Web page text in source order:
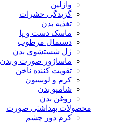
وازلین
گزیدگی حشرات
تغذیه بدن
ماسک دست و پا
دستمال مرطوب
ژل شستشوی بدن
ماساژور صورت و بدن
تقویت کننده ناخن
کرم و لوسیون
شامپو بدن
روغن بدن
محصولات بهداشتی صورت
کرم دور چشم